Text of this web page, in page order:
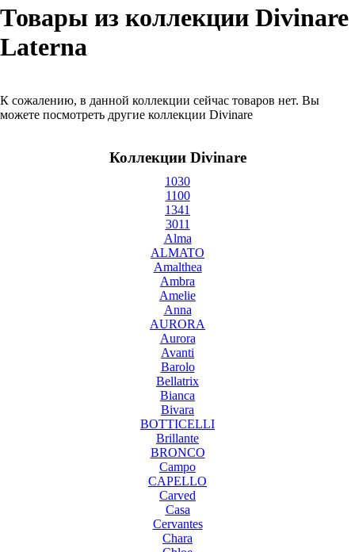
Товары из коллекции Divinare
Laterna
К сожалению, в данной коллекции сейчас товаров нет. Вы
можете посмотреть другие коллекции Divinare
Коллекции Divinare
1030
1100
1341
3011
Alma
ALMATO
Amalthea
Ambra
Amelie
Anna
AURORA
Aurora
Avanti
Barolo
Bellatrix
Bianca
Bivara
BOTTICELLI
Brillante
BRONCO
Campo
CAPELLO
Carved
Casa
Cervantes
Chara